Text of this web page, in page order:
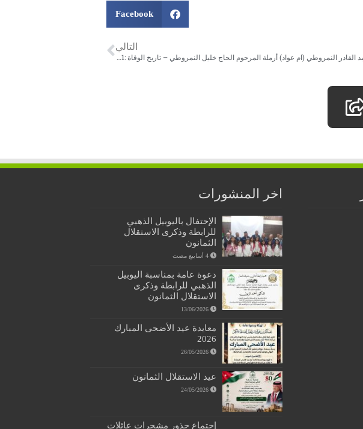
Facebook
التالي
الحاجة زكية عبد القادر النمروطي (ام عواد) أرملة المرحوم الحاج خليل النمروطي – تاريخ الوفاة :23/11/2021
اخر المنشورات
الإحتفال باليوبيل الذهبي
للرابطة وذكرى الاستقلال
الثمانون
دعوة عامة بمناسبة اليوبيل
الذهبي للرابطة وذكرى
الاستقلال الثمانون
13/06/2026
معايدة عيد الأضحى المبارك
2026
26/05/2026
عيد الاستقلال الثمانون
24/05/2026
إجتماع جذور مشجرات عائلات